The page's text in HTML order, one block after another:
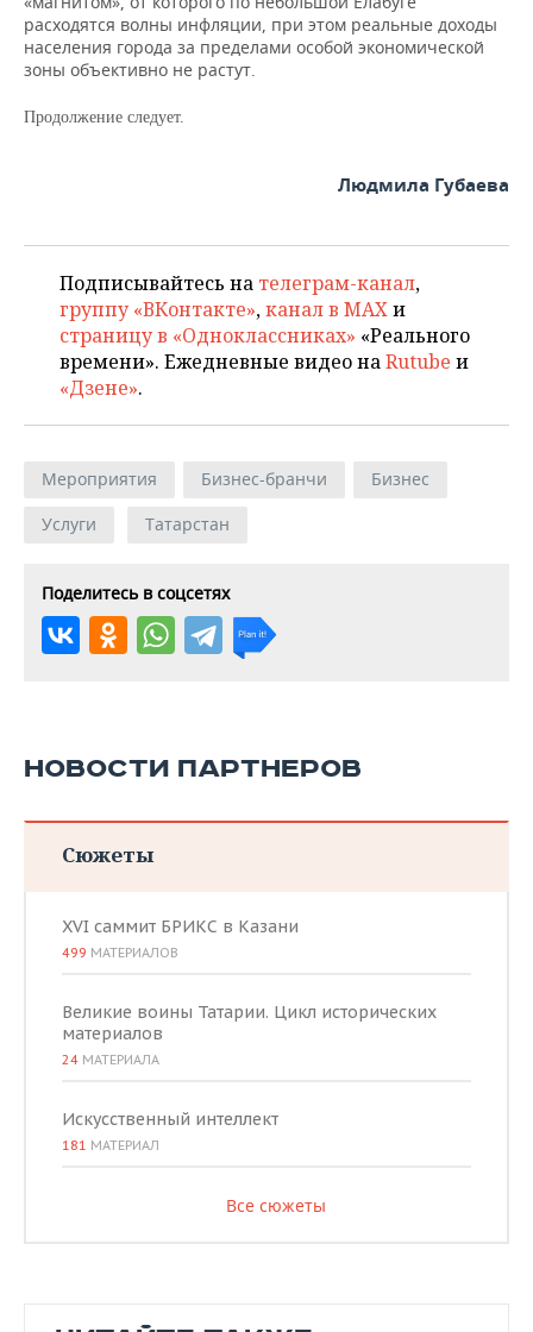
расходятся волны инфляции, при этом реальные доходы
населения города за пределами особой экономической
зоны объективно не растут.
Продолжение следует.
Людмила Губаева
Подписывайтесь на телеграм-канал,
группу «ВКонтакте»,канал в MAXи
страницу в «Одноклассниках» «Реального
времени». Ежедневные видео наRutube и
«Дзене».
Мероприятия Бизнес-бранчи
Бизнес
Услуги
Татарстан
Поделитесь в соцсетях
НОВОСТИ ПАРТНЕРОВ
Сюжеты
XVI саммит БРИКС в Казани
499 МАТЕРИАЛОВ
Великие воины Татарии. Цикл исторических
материалов
24 МАТЕРИАЛА
Искусственный интеллект
181 МАТЕРИАЛ
Все сюжеты